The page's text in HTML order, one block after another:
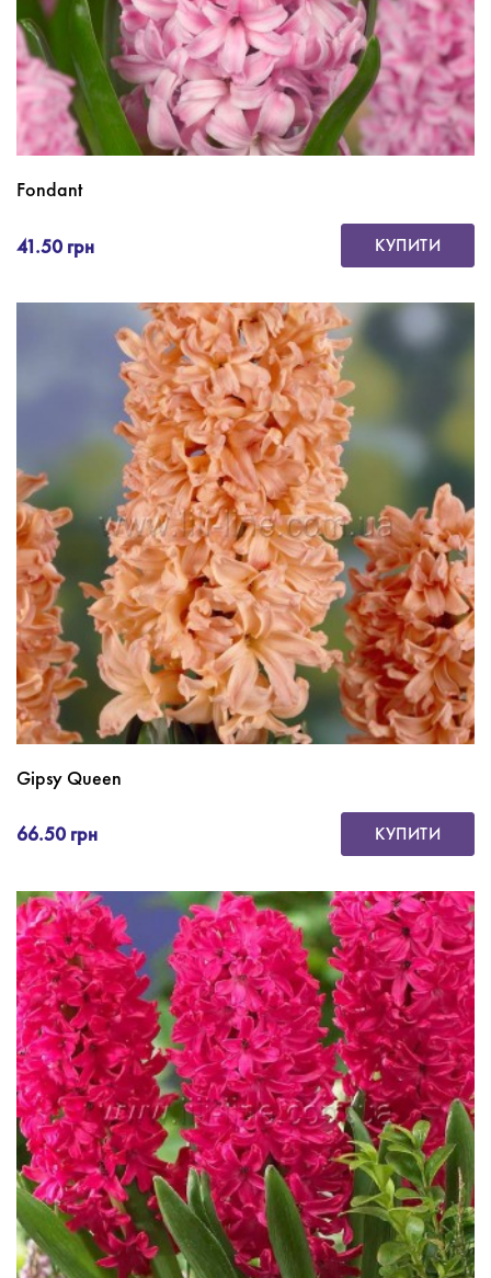
Fondant
41.50 грн КУПИТИ
Gipsy Queen
66.50 грн КУПИТИ